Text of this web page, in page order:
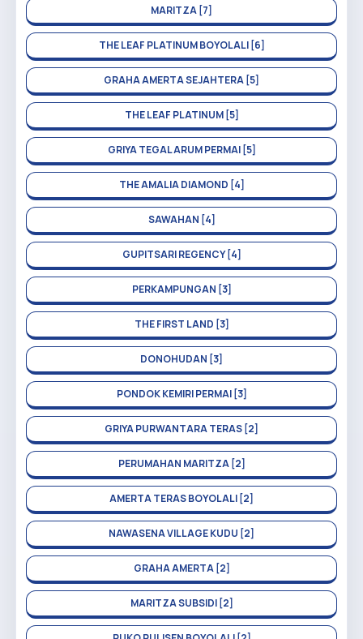
MARITZA [7]
THE LEAF PLATINUM BOYOLALI [6]
GRAHA AMERTA SEJAHTERA [5]
THE LEAF PLATINUM [5]
GRIYA TEGAL ARUM PERMAI [5]
THE AMALIA DIAMOND [4]
SAWAHAN [4]
GUPITSARI REGENCY [4]
PERKAMPUNGAN [3]
THE FIRST LAND [3]
DONOHUDAN [3]
PONDOK KEMIRI PERMAI [3]
GRIYA PURWANTARA TERAS [2]
PERUMAHAN MARITZA [2]
AMERTA TERAS BOYOLALI [2]
NAWASENA VILLAGE KUDU [2]
GRAHA AMERTA [2]
MARITZA SUBSIDI [2]